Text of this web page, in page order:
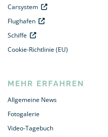
Carsystem
Flughafen
Schiffe
Cookie-Richtlinie (EU)
MEHR ERFAHREN
Allgemeine News
Fotogalerie
Video-Tagebuch